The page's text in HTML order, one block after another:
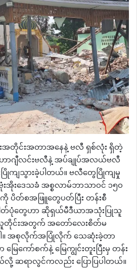
းအတိုင်းအတာအနေနဲ့ ဗလီ ရှစ်လုံး ရှိတဲ့
ဂျီလင်းဗလီနဲ့ အပ်ချုပ်အလယ်ဗလီ
ကျသွားခဲ့ပါတယ်။ ဗလီတွေပြိုကျမှု
အိုးဒေသခံ အစ္စလာမ်ဘာသာဝင် ၁၅၀
ကို ပိတ်စအဖြူတွေပတ်ပြီး တန်းစီ
ါတ်ပုံတွေဟာ ဆိုရှယ်မီဒီယာအသုံးပြုသူ
သူတိုင်းအတွက် အတော်လေးစိတ်မ
ပါ။ အစုလိုက်အပြုံလိုက် သေဆုံးခဲ့တာ
ြေကော်စက်နဲ့ မြေကျွင်းတူးပြီးမှ တန်း
ဆရာလွင်ကလည်း ပြောပြပါတယ်။